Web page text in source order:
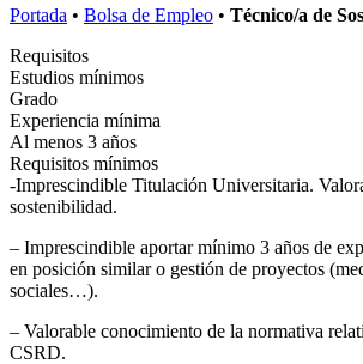
Portada • Bolsa de Empleo • Técnico/a de
Requisitos
Estudios mínimos
Grado
Experiencia mínima
Al menos 3 años
Requisitos mínimos
-Imprescindible Titulación Universitaria.
sostenibilidad.
– Imprescindible aportar mínimo 3 años de
en posición similar o gestión de proyectos
sociales…).
– Valorable conocimiento de la normativa
CSRD.